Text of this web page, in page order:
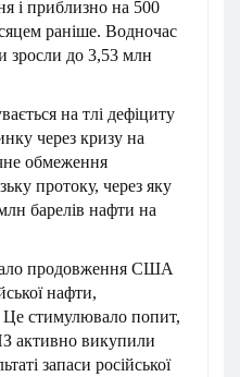
і приблизно на 500
раніше. Водночас
зросли до 3,53 млн
на тлі дефіциту
через кризу на
обмеження
протоку, через яку
барелів нафти на
продовження США
нафти,
Це стимулювало попит,
активно викупили
запаси російської